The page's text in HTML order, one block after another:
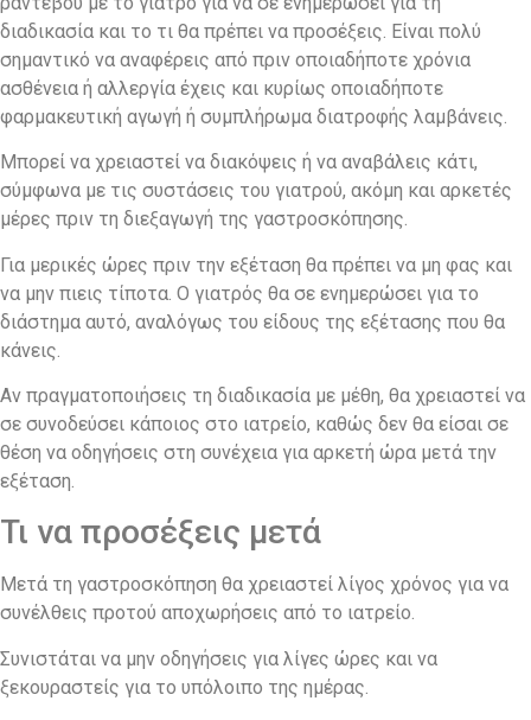
διαδικασία και το τι θα πρέπει να προσέξεις. Είναι πολύ
σημαντικό να αναφέρεις από πριν οποιαδήποτε χρόνια
ασθένεια ή αλλεργία έχεις και κυρίως οποιαδήποτε
φαρμακευτική αγωγή ή συμπλήρωμα διατροφής λαμβάνεις.
Μπορεί να χρειαστεί να διακόψεις ή να αναβάλεις κάτι,
σύμφωνα με τις συστάσεις του γιατρού, ακόμη και αρκετές
μέρες πριν τη διεξαγωγή της γαστροσκόπησης.
Για μερικές ώρες πριν την εξέταση θα πρέπει να μη φας και
να μην πιεις τίποτα. Ο γιατρός θα σε ενημερώσει για το
διάστημα αυτό, αναλόγως του είδους της εξέτασης που θα
κάνεις.
Αν πραγματοποιήσεις τη διαδικασία με μέθη, θα χρειαστεί να
σε συνοδεύσει κάποιος στο ιατρείο, καθώς δεν θα είσαι σε
θέση να οδηγήσεις στη συνέχεια για αρκετή ώρα μετά την
εξέταση.
Τι να προσέξεις μετά
Μετά τη γαστροσκόπηση θα χρειαστεί λίγος χρόνος για να
συνέλθεις προτού αποχωρήσεις από το ιατρείο.
Συνιστάται να μην οδηγήσεις για λίγες ώρες και να
ξεκουραστείς για το υπόλοιπο της ημέρας.